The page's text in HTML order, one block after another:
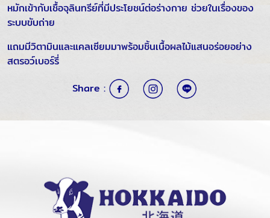
หมักเข้ากับเชื้อจุลินทรีย์ที่มีประโยชน์ต่อร่างกาย ช่วยในเรื่องของ
ระบบขับถ่าย
แถมมีวิตามินและแคลเซียมมาพร้อมชิ้นเนื้อผลไม้แสนอร่อยอย่าง
สตรอว์เบอร์รี่
Share :